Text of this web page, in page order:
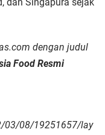
dengan judul
Food Resmi
03/08/19251657/lay